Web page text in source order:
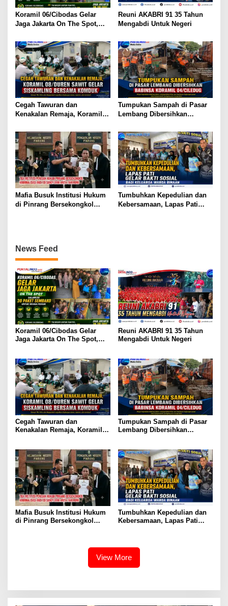
s
Koramil 06/Cibodas Gelar
Jaga Jakarta On The Spot,
untuk Warga Periuk
Reuni AKABRI 91 35 Tahun
Mengabdi Untuk Negeri
Cegah Tawuran dan
Kenakalan Remaja, Koramil
Siskamling Bersama Komduk
Tumpukan Sampah di Pasar
Lembang Dibersihkan
Mafia Busuk Institusi Hukum
di Pinrang Bersekongkol
Tumbuhkan Kepedulian dan
Kebersamaan, Lapas Pati
News Feed
Koramil 06/Cibodas Gelar
Jaga Jakarta On The Spot,
Reuni AKABRI 91 35 Tahun
Mengabdi Untuk Negeri
Cegah Tawuran dan
Kenakalan Remaja, Koramil
Tumpukan Sampah di Pasar
Lembang Dibersihkan
Mafia Busuk Institusi Hukum
di Pinrang Bersekongkol
Tumbuhkan Kepedulian dan
Kebersamaan, Lapas Pati
View More